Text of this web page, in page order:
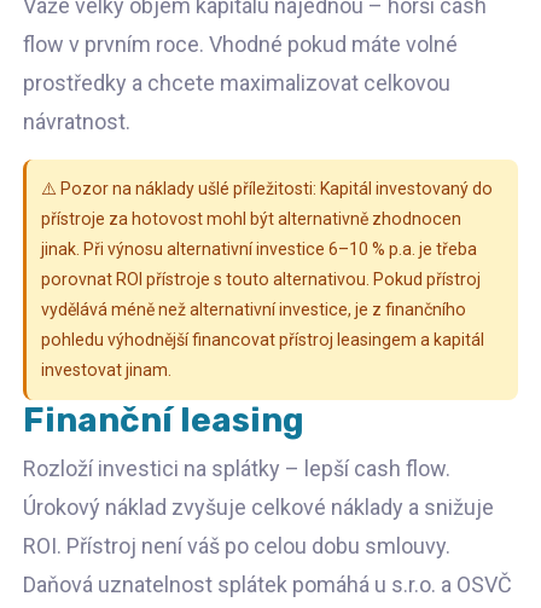
flow v prvním roce. Vhodné pokud máte volné
prostředky a chcete maximalizovat celkovou
návratnost.
⚠️ Pozor na náklady ušlé příležitosti: Kapitál investovaný do
přístroje za hotovost mohl být alternativně zhodnocen
jinak. Při výnosu alternativní investice 6–10 % p.a. je třeba
porovnat ROI přístroje s touto alternativou. Pokud přístroj
vydělává méně než alternativní investice, je z finančního
pohledu výhodnější financovat přístroj leasingem a kapitál
investovat jinam.
Finanční leasing
Rozloží investici na splátky – lepší cash flow.
Úrokový náklad zvyšuje celkové náklady a snižuje
ROI. Přístroj není váš po celou dobu smlouvy.
Daňová uznatelnost splátek pomáhá u s.r.o. a OSVČ